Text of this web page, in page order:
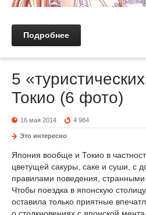
Подробнее
5
Токио (6 фото)
16 мая 2014 4 984
Это интересно
Япония вообще и Токио в
цветущей сакуры, саке и суши, с
правилами поведения, странными
Чтобы поездка в японскую
оставила только приятные
о столкновениях с японской